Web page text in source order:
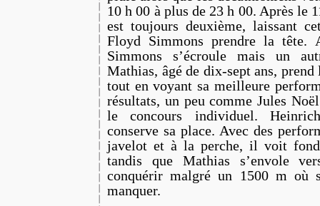
10 h 00 à plus de 23 h 00. Après le
est toujours deuxième, laissant
Floyd Simmons prendre la tête.
Simmons s’écroule mais un
Mathias, âgé de dix-sept ans,
tout en voyant sa meilleure
résultats, un peu comme Jules
le concours individuel.
conserve sa place. Avec des
javelot et à la perche, il voit
tandis que Mathias s’envole
conquérir malgré un 1500 m où
manquer.